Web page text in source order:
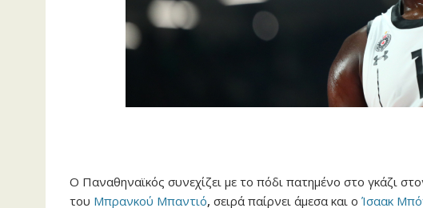
Ο Παναθηναϊκός συνεχίζει με το πόδι πατημένο στο γκάζι
του Μπρανκού Μπαντιό, σειρά παίρνει άμεσα και ο Ίσαακ